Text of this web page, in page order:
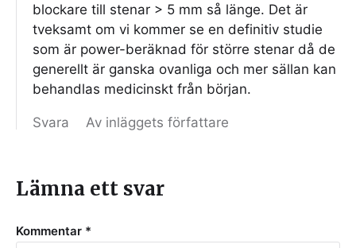
blockare till stenar > 5 mm så länge. Det är
tveksamt om vi kommer se en definitiv studie
som är power-beräknad för större stenar då de
generellt är ganska ovanliga och mer sällan kan
behandlas medicinskt från början.
Svara Av inläggets författare
Lämna ett svar
Kommentar *